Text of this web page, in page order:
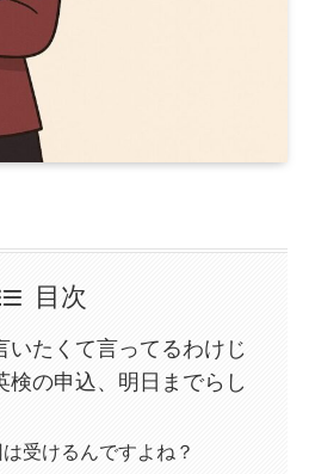
目次
いたくて言ってるわけじ
検の申込、明日までらし
受けるんですよね？